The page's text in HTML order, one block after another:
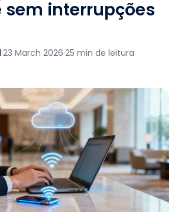
sem interrupções
·23 March 2026·25 min de leitura